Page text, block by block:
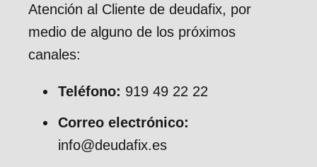
Atención al Cliente de deudafix, por
medio de alguno de los próximos
canales:
Teléfono: 919 49 22 22
Correo electrónico:
info@deudafix.es